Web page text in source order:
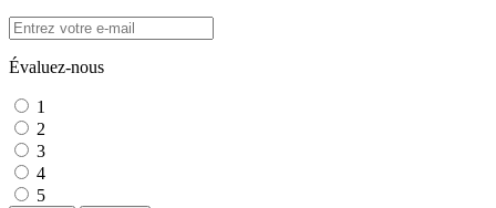
Évaluez-nous
1
2
3
4
5